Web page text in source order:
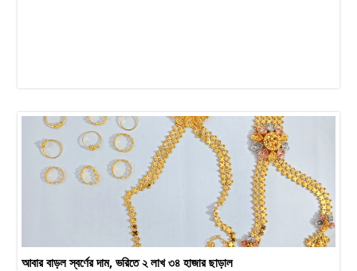
আবার বাড়ল স্বর্ণের দাম, ভরিতে ২ লাখ ৩৪ হাজার ছাড়াল